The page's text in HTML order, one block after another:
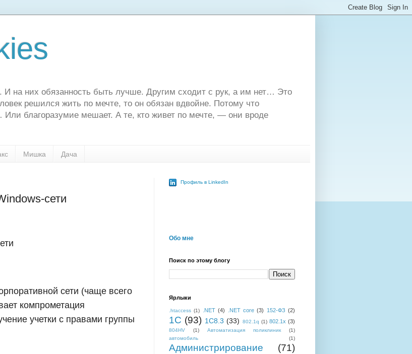
И на них обязанность быть лучше. Другим сходит с рук, а им нет… Это
решился жить по мечте, то он обязан вдвойне. Потому что
благоразумие мешает. А те, кто живет по мечте, — они вроде
Мишка Дача
сети
сети (чаще всего
компрометация
учетки с правами группы
Профиль в LinkedIn
Обо мне
Поиск по этому блогу
Ярлыки
.htaccess (1) .NET (4) .NET core (3) 152-ФЗ (2)
1С (93) 1C8.3 (33) 802.1q (1) 802.1x (3)
804HV (1) Автоматизация поликлиник
(1)
автомобиль
(1)
Администрирование (71)